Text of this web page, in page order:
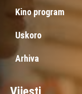
Kino program
Uskoro
Arhiva